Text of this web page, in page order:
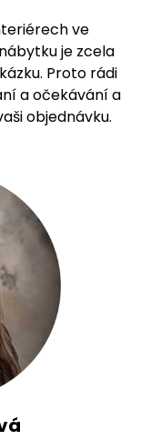
ve
je zcela
Proto rádi
a očekávání a
objednávku.